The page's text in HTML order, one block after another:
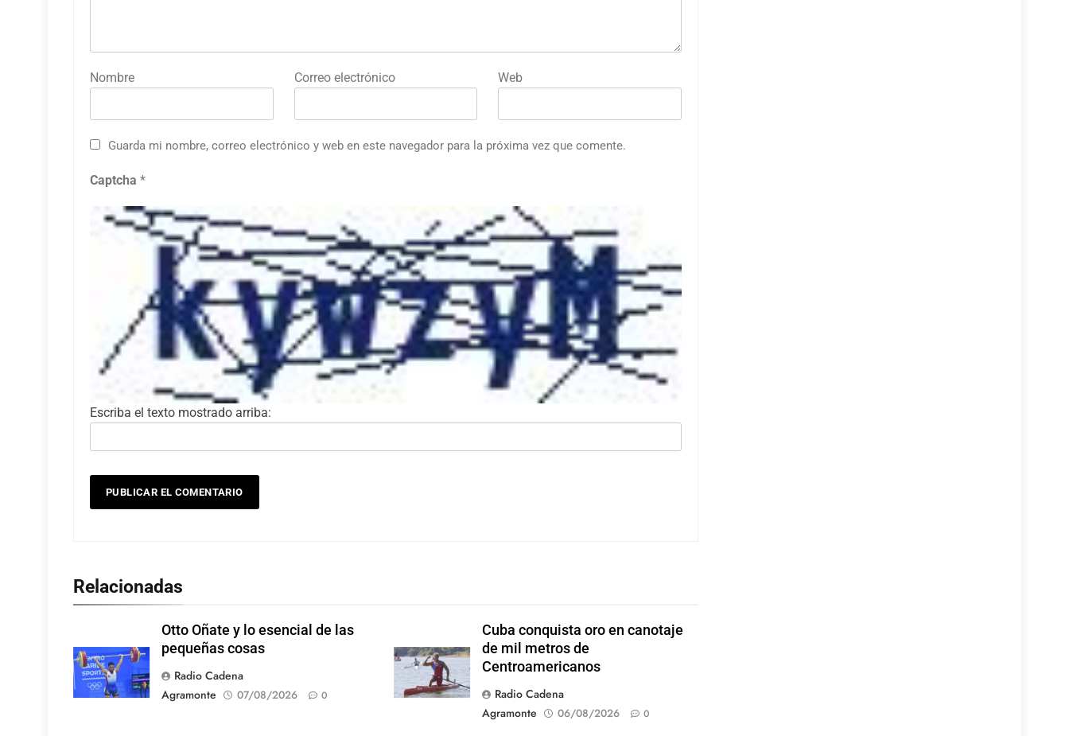
Nombre Correo electrónico Web
Guarda mi nombre, correo electrónico y web en este navegador para la próxima vez que comente.
Captcha *
Escriba el texto mostrado arriba:
Relacionadas
Otto Oñate y lo esencial de las
pequeñas cosas
Radio Cadena
Agramonte
07/08/2026 0
Cuba conquista oro en canotaje
de mil metros de
Centroamericanos
Radio Cadena
Agramonte
06/08/2026 0